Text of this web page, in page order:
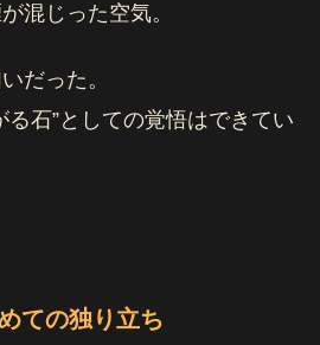
混じった空気。
だった。
る石”としての覚悟はできてい
ての独り立ち